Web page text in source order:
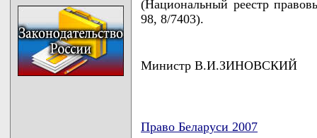
(Национальный реестр
98, 8/7403).
Министр В.И.ЗИНОВСКИЙ
Право Беларуси 2007